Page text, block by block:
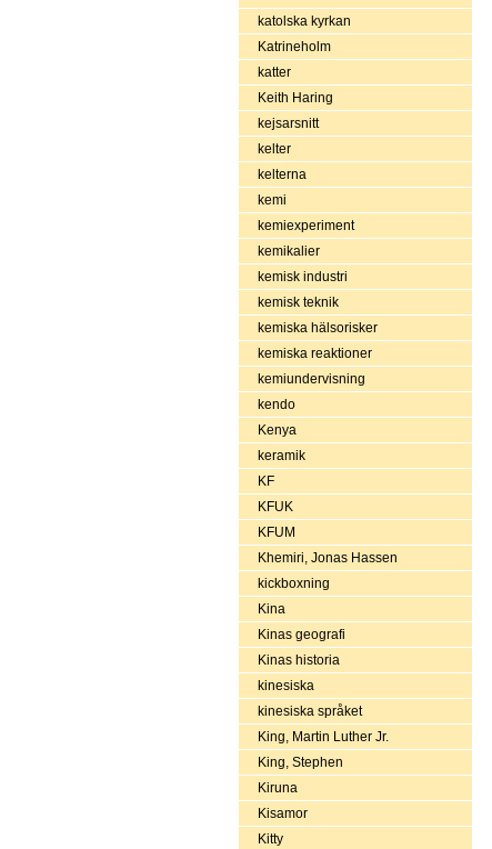
katolska kyrkan
Katrineholm
katter
Keith Haring
kejsarsnitt
kelter
kelterna
kemi
kemiexperiment
kemikalier
kemisk industri
kemisk teknik
kemiska hälsorisker
kemiska reaktioner
kemiundervisning
kendo
Kenya
keramik
KF
KFUK
KFUM
Khemiri, Jonas Hassen
kickboxning
Kina
Kinas geografi
Kinas historia
kinesiska
kinesiska språket
King, Martin Luther Jr.
King, Stephen
Kiruna
Kisamor
Kitty